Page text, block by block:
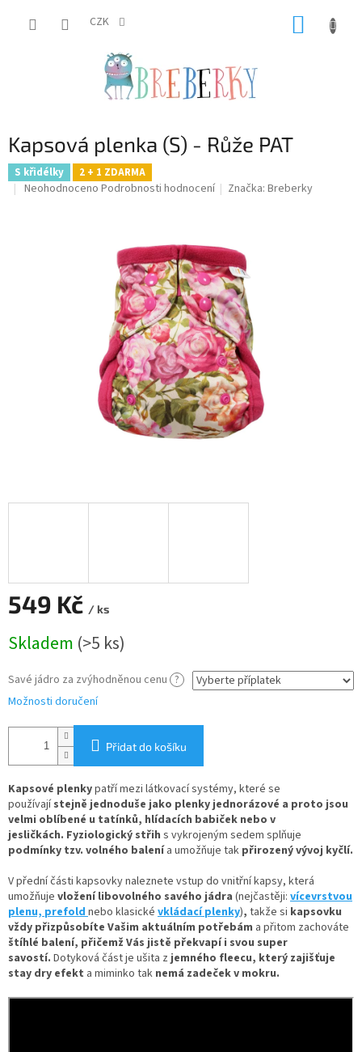
CZK
Kapsová plenka (S) - Růže PAT
S křidélky 2 + 1 ZDARMA
Průměrné
Neohodnoceno Podrobnosti hodnocení Značka:Breberky
549 Kč / ks
cena:
Skladem (>5 ks)
Savé jádro za zvýhodněnou cenu ?
Možnosti doručení
Přidat do košíku
Kapsové plenkypatří mezi látkovací systémy, které se
používajístejně jednoduše jako plenky jednorázové a proto jsou
velmi oblíbené u tatínků, hlídacích babiček nebo v
jesličkách. Fyziologický střih s vykrojeným sedem splňuje
podmínky tzv. volného balenía umožňuje tak přirozený vývoj kyčlí.
Vpřední části kapsovky naleznete vstup do vnitřní kapsy, která
umožňuje vloženílibovolného savého jádra (nejčastěji: vícevrstvou
plenu,prefoldnebo klasické vkládací plenky), takže si kapsovku
vždy přizpůsobíte Vašim aktuálním potřebám a přitom zachováte
štíhlé balení, přičemž Vás jistě překvapí i svou super
savostí. Dotyková část je ušita zjemného fleecu, který zajišťuje
stay dry efekt a miminko tak nemá zadeček v mokru.